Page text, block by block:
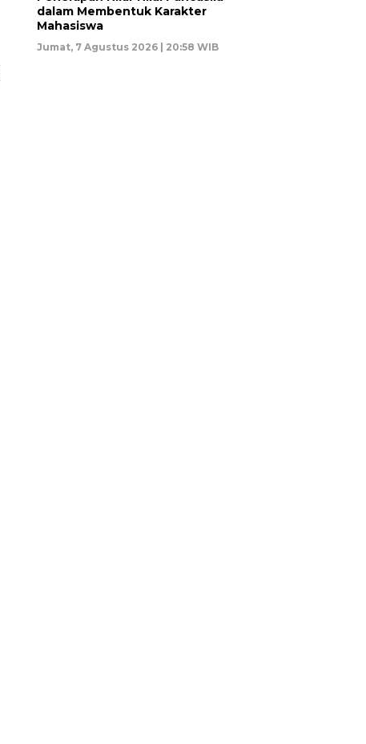
dalam Membentuk Karakter
Mahasiswa
Jumat, 7 Agustus 2026 | 20:58 WIB